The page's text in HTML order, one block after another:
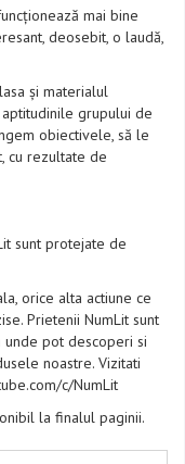
mai bine
deosebit, o laudă,
și materialul
grupului de
obiectivele, să le
cu rezultate de
sunt protejate de
orice alta actiune ce
Prietenii NumLit sunt
unde pot descoperi si
noastre. Vizitati
c/NumLit
la finalul paginii.